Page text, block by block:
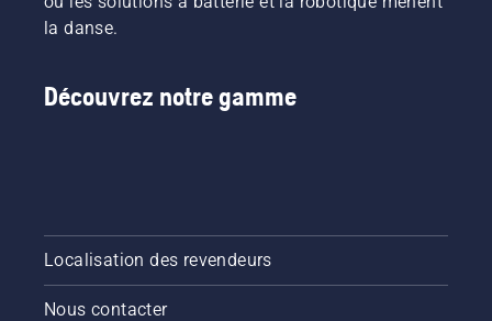
la danse.
Découvrez notre gamme
Localisation des revendeurs
Nous contacter